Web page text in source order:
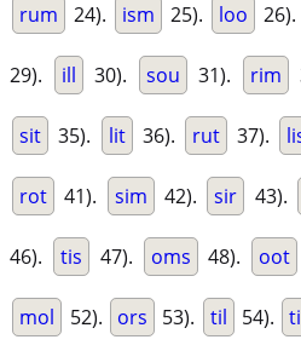
rum 24). ism 25). loo 26).
29). ill 30). sou 31). rim
sit 35). lit 36). rut 37).
rot 41). sim 42). sir 43).
46). tis 47). oms 48). oot
mol 52). ors 53). til 54).